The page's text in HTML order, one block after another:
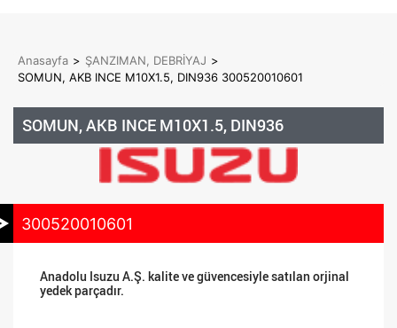
Anasayfa > ŞANZIMAN, DEBRİYAJ >
SOMUN, AKB INCE M10X1.5, DIN936 300520010601
SOMUN, AKB INCE M10X1.5, DIN936
300520010601
Anadolu Isuzu A.Ş. kalite ve güvencesiyle satılan orjinal
yedek parçadır.